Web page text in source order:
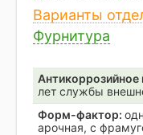
Варианты
Фурнитура
Антикоррозийное
лет службы
Форм-фактор:
арочная, с